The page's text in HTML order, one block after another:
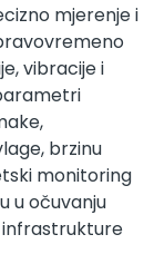
mjerenje i
vibracije i
brzinu
monitoring
u očuvanju
infrastrukture